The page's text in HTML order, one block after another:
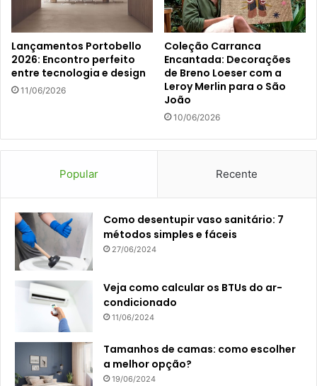
Lançamentos Portobello
2026: Encontro perfeito
entre tecnologia e design
11/06/2026
Coleção Carranca
Encantada: Decorações
de Breno Loeser com a
Leroy Merlin para o São
João
10/06/2026
Popular Recente
Como desentupir vaso sanitário: 7
métodos simples e fáceis
27/06/2024
Veja como calcular os BTUs do ar-
condicionado
11/06/2024
Tamanhos de camas: como escolher
a melhor opção?
19/06/2024